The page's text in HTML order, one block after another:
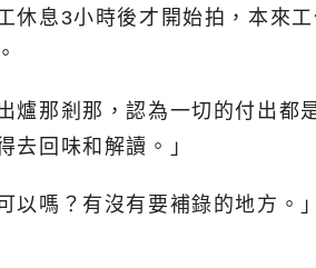
息3小時後才開始拍，本來
爐那剎那，認為一切的付出都
去回味和解讀。」
嗎？有沒有要補錄的地方。